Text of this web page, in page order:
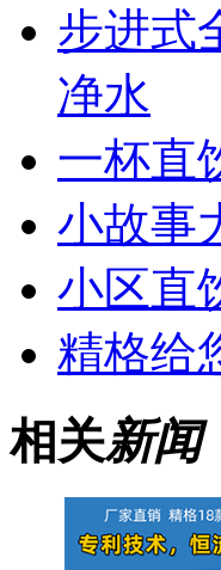
步进式
净水
一杯直
小故事
小区直
精格给
相关新闻